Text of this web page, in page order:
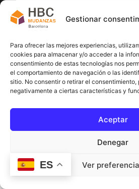
Gestionar
Para ofrecer las mejores experiencias,
cookies para almacenar y/o acceder a la
consentimiento de estas tecnologías nos
el comportamiento de navegación o las
sitio. No consentir o retirar el consentimiento,
negativamente a ciertas características y
Aceptar
Denegar
Ver
100
ES